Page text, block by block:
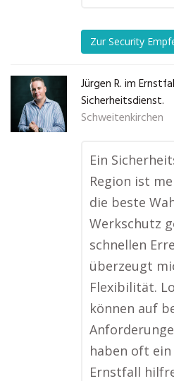
Zur Security
Jürgen R. im
Sicherheitsdienst.
Schweitenkirchen
Ein
Region ist
die beste
Werkschutz
schnellen
überzeugt
Flexibilität.
können auf
haben oft
Ernstfall